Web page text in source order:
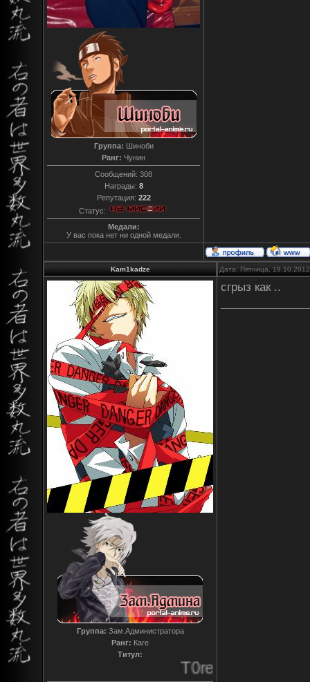
Группа: Шиноби
Ранг: Чунин
Сообщений: 308
Награды: 8
Репутация: 222
Статус:
Медали:
У вас пока нет ни одной медали.
Kam1kadze Дата: Пятница,
Группа: Зам.Администратора
Ранг: Каге
Титул:
T0reador xD
сгрыз как ..